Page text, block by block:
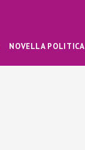
NOVELLA POLITICA